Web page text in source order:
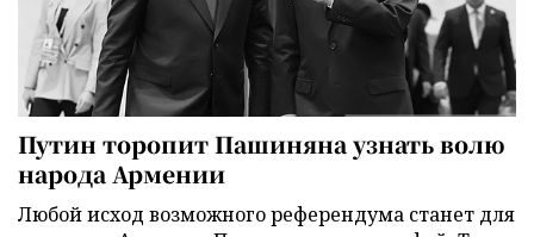
Путин торопит Пашиняна узнать волю
народа Армении
Любой исход возможного референдума станет для